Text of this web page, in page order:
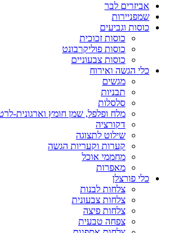
אביזרים לבר
שמפניירות
כוסות וגביעים
כוסות זכוכית
כוסות פוליקרבונט
כוסות צבעוניים
כלי הגשה ואירוח
מגשים
תבניות
סלסלות
מלח ופלפל, שמן חומץ וארגונית-
דקורציה
שילוט לתצוגה
קערות וקעריות הגשה
מחממי אוכל
מאפרות
כלי פורצלן
צלחות לבנות
צלחות צבעונית
צלחות פיצה
צפחה טבעית